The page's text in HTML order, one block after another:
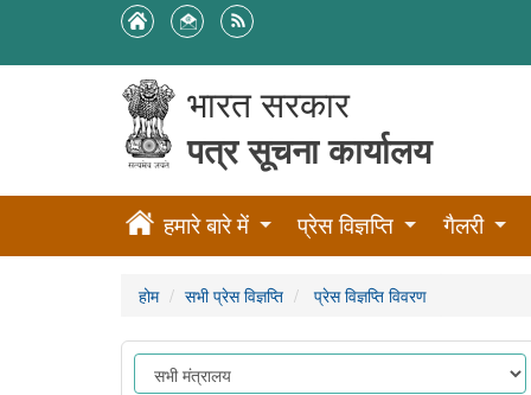
भारत सरकार
पत्र सूचना कार्यालय
हमारे बारे में प्रेस विज्ञप्ति गैलरी
होम सभी प्रेस विज्ञप्ति प्रेस विज्ञप्ति विवरण